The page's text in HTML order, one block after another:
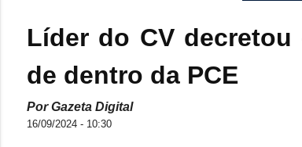
Líder do CV decretou
de dentro da PCE
Por Gazeta Digital
16/09/2024 - 10:30